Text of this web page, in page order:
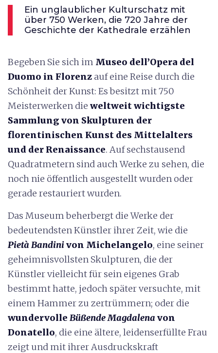
Ein unglaublicher Kulturschatz mit
über 750 Werken, die 720 Jahre der
Geschichte der Kathedrale erzählen
Begeben Sie sich im Museo dell’Opera del
Duomo in Florenz auf eine Reise durch die
Schönheit der Kunst: Es besitzt mit 750
Meisterwerken die weltweit wichtigste
Sammlung von Skulpturen der
florentinischen Kunst des Mittelalters
und der Renaissance. Auf sechstausend
Quadratmetern sind auch Werke zu sehen, die
noch nie öffentlich ausgestellt wurden oder
gerade restauriert wurden.
Das Museum beherbergt die Werke der
bedeutendsten Künstler ihrer Zeit, wie die
Pietà Bandinivon Michelangelo, eine seiner
geheimnisvollsten Skulpturen, die der
Künstler vielleicht für sein eigenes Grab
bestimmt hatte, jedoch später versuchte, mit
einem Hammer zu zertrümmern; oder die
wundervolle Büßende Magdalena von
Donatello, die eine ältere, leidenserfüllte Frau
zeigt und mit ihrer Ausdruckskraft